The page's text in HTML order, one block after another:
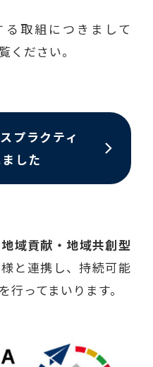
る取組につきまして
ください。
プラクティ
した
地域貢献・地域共創型
と連携し、持続可能
ってまいります。